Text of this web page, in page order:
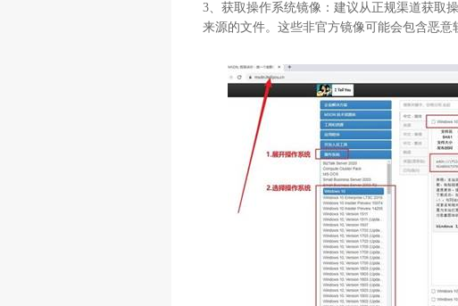
3、获取操作系统镜像：建议从正规渠道获取
来源的文件。这些非官方镜像可能会包含恶意